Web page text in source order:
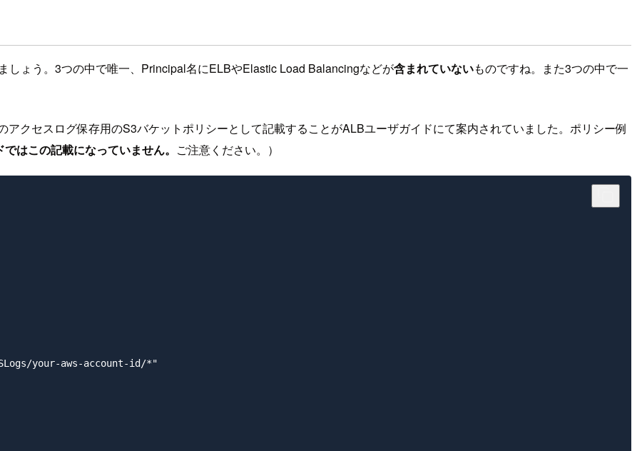
しょう。3つの中で唯一、Principal名にELBやElastic Load Balancingなどが含まれていないものですね。また3つの中で一
アクセスログ保存用のS3バケットポリシーとして記載することがALBユーザガイドにて案内されていました。ポリシー例
はこの記載になっていません。 ご注意ください。）
your-aws-account-id/*"